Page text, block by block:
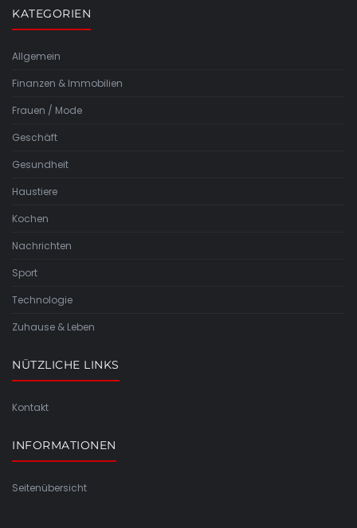
KATEGORIEN
Allgemein
Finanzen & Immobilien
Frauen / Mode
Geschäft
Gesundheit
Haustiere
Kochen
Nachrichten
Sport
Technologie
Zuhause & Leben
NÜTZLICHE LINKS
Kontakt
INFORMATIONEN
Seitenübersicht